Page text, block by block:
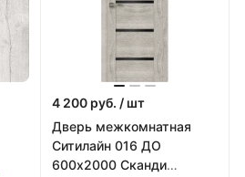
4 200 руб. / шт
Дверь межкомнатная
Ситилайн 016 ДО
600х2000 Сканди